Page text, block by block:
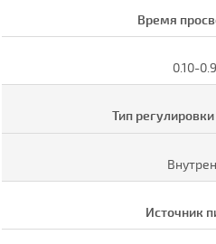
Время
0.10-
Тип
Источник